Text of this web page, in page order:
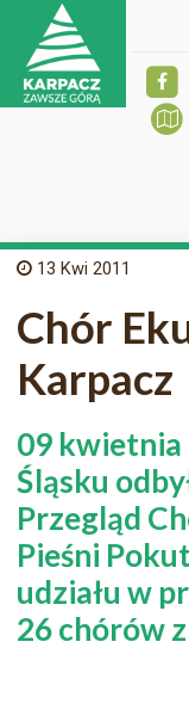
13 Kwi 2011
Chór
Karpacz
09 kwietnia
Śląsku
Przegląd
Pieśni
udziału w
26 chórów